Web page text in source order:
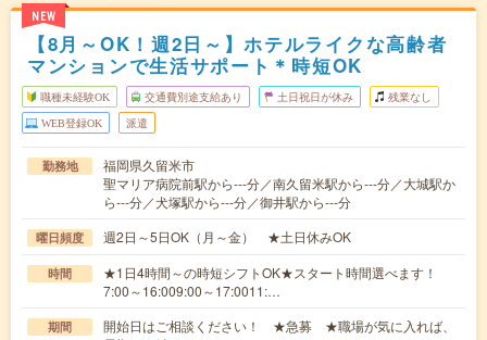
NEW
【8月～OK！週2日～】ホテルライクな高齢者
マンションで生活サポート＊時短OK
職種未経験OK 交通費別途支給あり 土日祝日が休み 残業なし
WEB登録OK 派遣
勤務地
福岡県久留米市
聖マリア病院前駅から---分／南久留米駅から---分／大城駅か
ら---分／犬塚駅から---分／御井駅から---分
曜日頻度 週2日～5日OK（月～金） ★土日休みOK
時間
★1日4時間～の時短シフトOK★スタート時間選べます！
7:00～16:009:00～17:0011:…
期間
開始日はご相談ください！ ★急募 ★職場が気に入れば、